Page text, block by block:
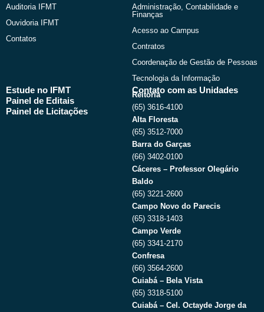
Auditoria IFMT
Ouvidoria IFMT
Contatos
Administração, Contabilidade e
Finanças
Acesso ao Campus
Contratos
Coordenação de Gestão de Pessoas
Tecnologia da Informação
Estude no IFMT
Painel de Editais
Painel de Licitações
Contato com as Unidades
Reitoria
(65) 3616-4100
Alta Floresta
(65) 3512-7000
Barra do Garças
(66) 3402-0100
Cáceres – Professor Olegário
Baldo
(65) 3221-2600
Campo Novo do Parecis
(65) 3318-1403
Campo Verde
(65) 3341-2170
Confresa
(66) 3564-2600
Cuiabá – Bela Vista
(65) 3318-5100
Cuiabá – Cel. Octayde Jorge da